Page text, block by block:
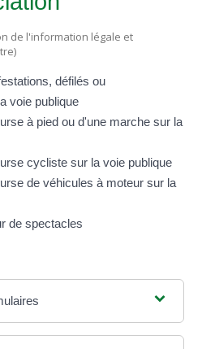
de l'information légale et
défilés ou
voie publique
à pied ou d'une marche sur la
cycliste sur la voie publique
de véhicules à moteur sur la
de spectacles